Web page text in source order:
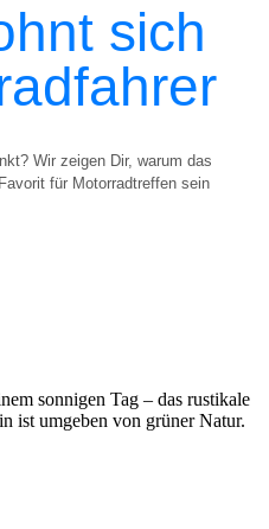
sich
Wir zeigen Dir, warum das
für Motorradtreffen sein